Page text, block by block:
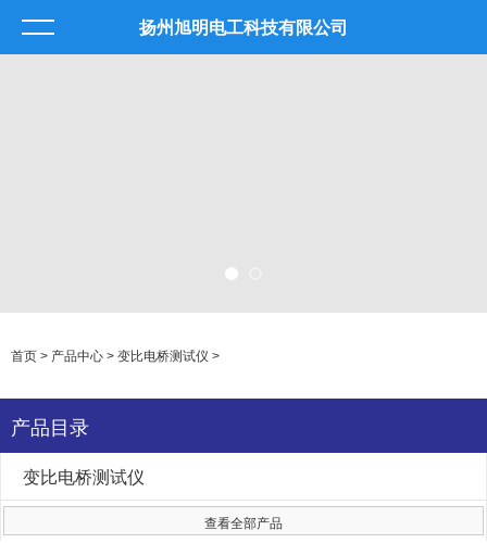
扬州旭明电工科技有限公司
首页 > 产品中心 > 变比电桥测试仪 >
产品目录
变比电桥测试仪
查看全部产品